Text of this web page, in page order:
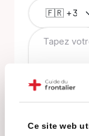
Ce site web